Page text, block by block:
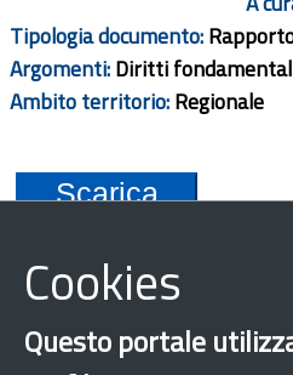
Tipologia documento:
Argomenti:Diritti
Ambito territorio:Regionale
Scarica
Cookies
Questo portale